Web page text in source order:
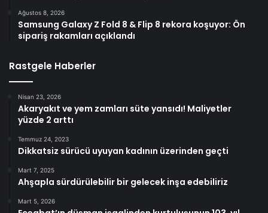
Ağustos 8, 2026
Samsung Galaxy Z Fold 8 & Flip 8 rekora koşuyor: Ön
sipariş rakamları açıklandı
Rastgele Haberler
Nisan 23, 2026
Akaryakıt ve yem zamları süte yansıdı! Maliyetler
yüzde 2 arttı
Temmuz 24, 2023
Dikkatsiz sürücü uyuyan kadının üzerinden geçti
Mart 7, 2025
Ahşapla sürdürülebilir bir gelecek inşa edebiliriz
Mart 5, 2026